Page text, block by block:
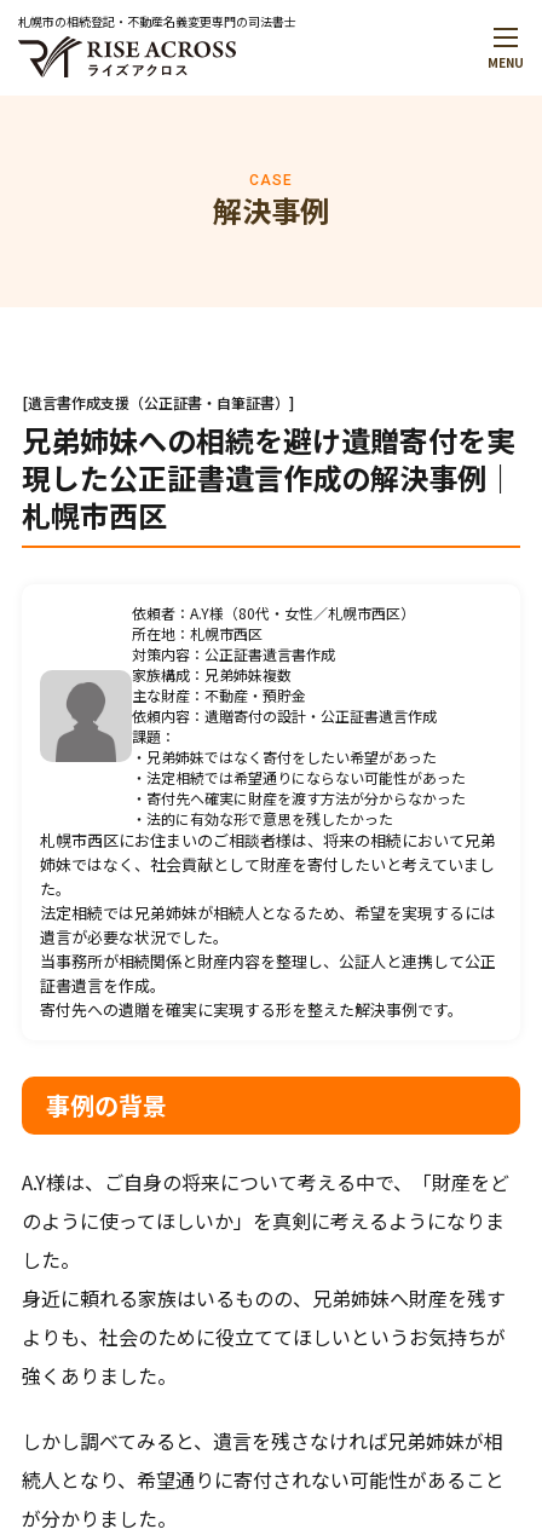
札幌市の相続登記・不動産名義変更専門の司法書士
MENU
CASE
解決事例
[遺言書作成支援（公正証書・自筆証書）]
兄弟姉妹への相続を避け遺贈寄付を実
現した公正証書遺言作成の解決事例｜
札幌市西区
依頼者：A.Y様（80代・女性／札幌市西区）
所在地：札幌市西区
対策内容：公正証書遺言書作成
家族構成：兄弟姉妹複数
主な財産：不動産・預貯金
依頼内容：遺贈寄付の設計・公正証書遺言作成
課題：
・兄弟姉妹ではなく寄付をしたい希望があった
・法定相続では希望通りにならない可能性があった
・寄付先へ確実に財産を渡す方法が分からなかった
・法的に有効な形で意思を残したかった
札幌市西区にお住まいのご相談者様は、将来の相続において兄弟
姉妹ではなく、社会貢献として財産を寄付したいと考えていまし
た。
法定相続では兄弟姉妹が相続人となるため、希望を実現するには
遺言が必要な状況でした。
当事務所が相続関係と財産内容を整理し、公証人と連携して公正
証書遺言を作成。
寄付先への遺贈を確実に実現する形を整えた解決事例です。
事例の背景
A.Y様は、ご自身の将来について考える中で、「財産をど
のように使ってほしいか」を真剣に考えるようになりま
した。
身近に頼れる家族はいるものの、兄弟姉妹へ財産を残す
よりも、社会のために役立ててほしいというお気持ちが
強くありました。
しかし調べてみると、遺言を残さなければ兄弟姉妹が相
続人となり、希望通りに寄付されない可能性があること
が分かりました。
料金について
無料相談のご案内
サービスメニュー
サービス一覧
料金一覧
プライバシーポリシー
CONTACT
お問合せ・無料相談
ご質問やご相談がございましたら、お気軽にお問合せく
当事務所の専門スタッフが丁寧に対応いたします。
011-522-6963
平日9-18時（土日祝日は事前予約要）
メールから相談する
LINEから相談する
友だち登録後お問合せください。